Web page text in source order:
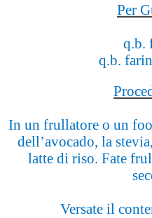
Per
q.b.
q.b.
In un frullatore o un
dell’avocado, la
latte di riso. Fate
Versate il